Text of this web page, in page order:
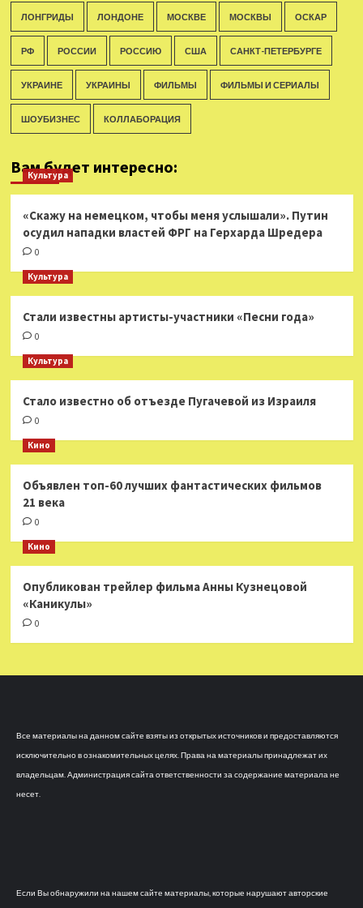
ЛОНГРИДЫ ЛОНДОНЕ МОСКВЕ МОСКВЫ ОСКАР
РФ РОССИИ РОССИЮ США САНКТ-ПЕТЕРБУРГЕ
УКРАИНЕ УКРАИНЫ ФИЛЬМЫ ФИЛЬМЫ И СЕРИАЛЫ
ШОУБИЗНЕС КОЛЛАБОРАЦИЯ
Вам будет интересно:
Культура
«Скажу на немецком, чтобы меня услышали». Путин
осудил нападки властей ФРГ на Герхарда Шредера
0
Культура
Стали известны артисты-участники «Песни года»
0
Культура
Стало известно об отъезде Пугачевой из Израиля
0
Кино
Объявлен топ-60 лучших фантастических фильмов
21 века
0
Кино
Опубликован трейлер фильма Анны Кузнецовой
«Каникулы»
0
Все материалы на данном сайте взяты из открытых источников и предоставляются
исключительно в ознакомительных целях. Права на материалы принадлежат их
владельцам. Администрация сайта ответственности за содержание материала не
несет.
Если Вы обнаружили на нашем сайте материалы, которые нарушают авторские